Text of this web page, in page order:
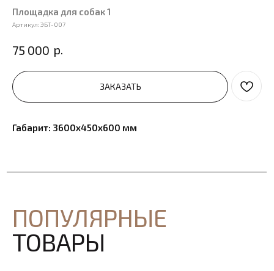
Площадка для собак 1
Артикул:ЭБТ-007
75 000 р.
ЗАКАЗАТЬ
Габарит: 3600х450х600 мм
ПОПУЛЯРНЫЕ
ТОВАРЫ